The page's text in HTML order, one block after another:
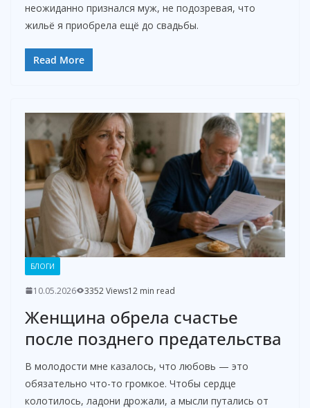
неожиданно признался муж, не подозревая, что
жильё я приобрела ещё до свадьбы.
Read More
БЛОГИ
10.05.2026 3352 Views12 min read
Женщина обрела счастье
после позднего предательства
В молодости мне казалось, что любовь — это
обязательно что-то громкое. Чтобы сердце
колотилось, ладони дрожали, а мысли путались от